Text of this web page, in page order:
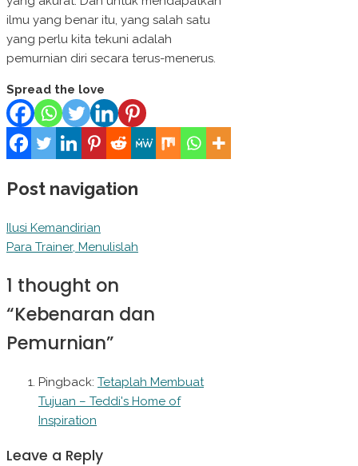
ilmu yang benar itu, yang salah satu
yang perlu kita tekuni adalah
pemurnian diri secara terus-menerus.
Spread the love
Post navigation
Ilusi Kemandirian
Para Trainer, Menulislah
1 thought on
“Kebenaran dan
Pemurnian”
Pingback: Tetaplah Membuat
Tujuan – Teddi's Home of
Inspiration
Leave a Reply